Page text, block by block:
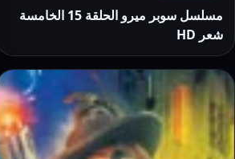
مسلسل سوبر ميرو الحلقة 15 الخامسة
شعر HD